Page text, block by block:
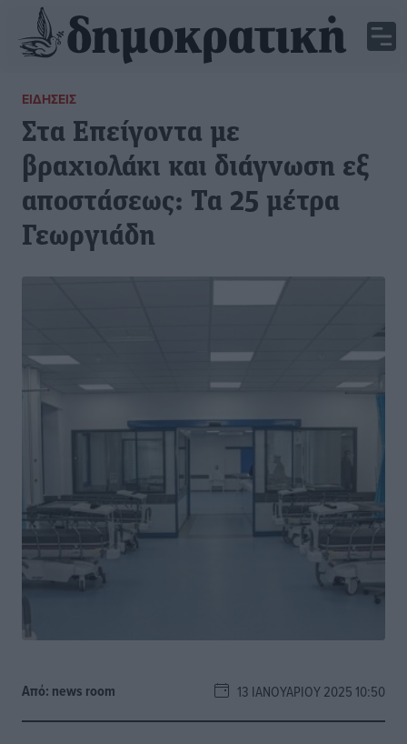
ΕΙΔΉΣΕΙΣ
Στα Επείγοντα με
βραχιολάκι και διάγνωση εξ
αποστάσεως: Τα 25 μέτρα
Γεωργιάδη
Από: news room 13 ΙΑΝΟΥΑΡΊΟΥ 2025 10:50